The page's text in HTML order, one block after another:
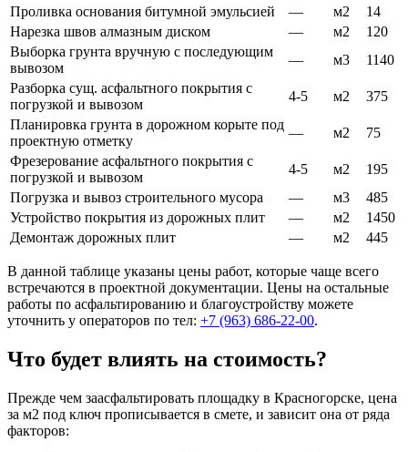
Проливка основания битумной эмульсией
— м2
14
Нарезка швов алмазным диском
— м2
120
Выборка грунта вручную с последующим
вывозом
— м3
1140
Разборка сущ. асфальтного покрытия с
погрузкой и вывозом
4-5 м2
375
Планировка грунта в дорожном корыте под
проектную отметку
— м2
75
Фрезерование асфальтного покрытия с
погрузкой и вывозом
4-5 м2
195
Погрузка и вывоз строительного мусора
— м3
485
Устройство покрытия из дорожных плит
— м2
1450
Демонтаж дорожных плит
— м2 445
В данной таблице указаны цены работ, которые чаще всего
встречаются в проектной документации. Цены на остальные
работы по асфальтированию и благоустройству можете
уточнить у операторов по тел: +7 (963) 686-22-00.
Что будет влиять на стоимость?
Прежде чем заасфальтировать площадку в Красногорске, цена
за м2 под ключ прописывается в смете, и зависит она от ряда
факторов: